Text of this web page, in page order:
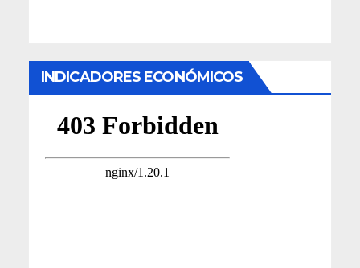
INDICADORES ECONÓMICOS